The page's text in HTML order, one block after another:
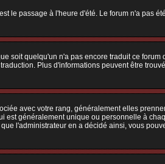
passage à l'heure d'été. Le forum n'a pas
quelqu'un n'a pas encore traduit ce
Plus d'informations peuvent être
avec votre rang, généralement elles
généralement unique ou personnelle à
l'administrateur en a décidé ainsi, vous